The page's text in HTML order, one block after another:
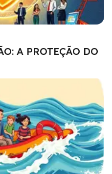
A PROTEÇÃO DO